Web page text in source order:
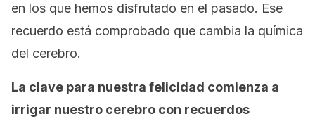
en los que hemos disfrutado en el pasado. Ese
recuerdo está comprobado que cambia la química
del cerebro.
La clave para nuestra felicidad comienza a
irrigar nuestro cerebro con recuerdos